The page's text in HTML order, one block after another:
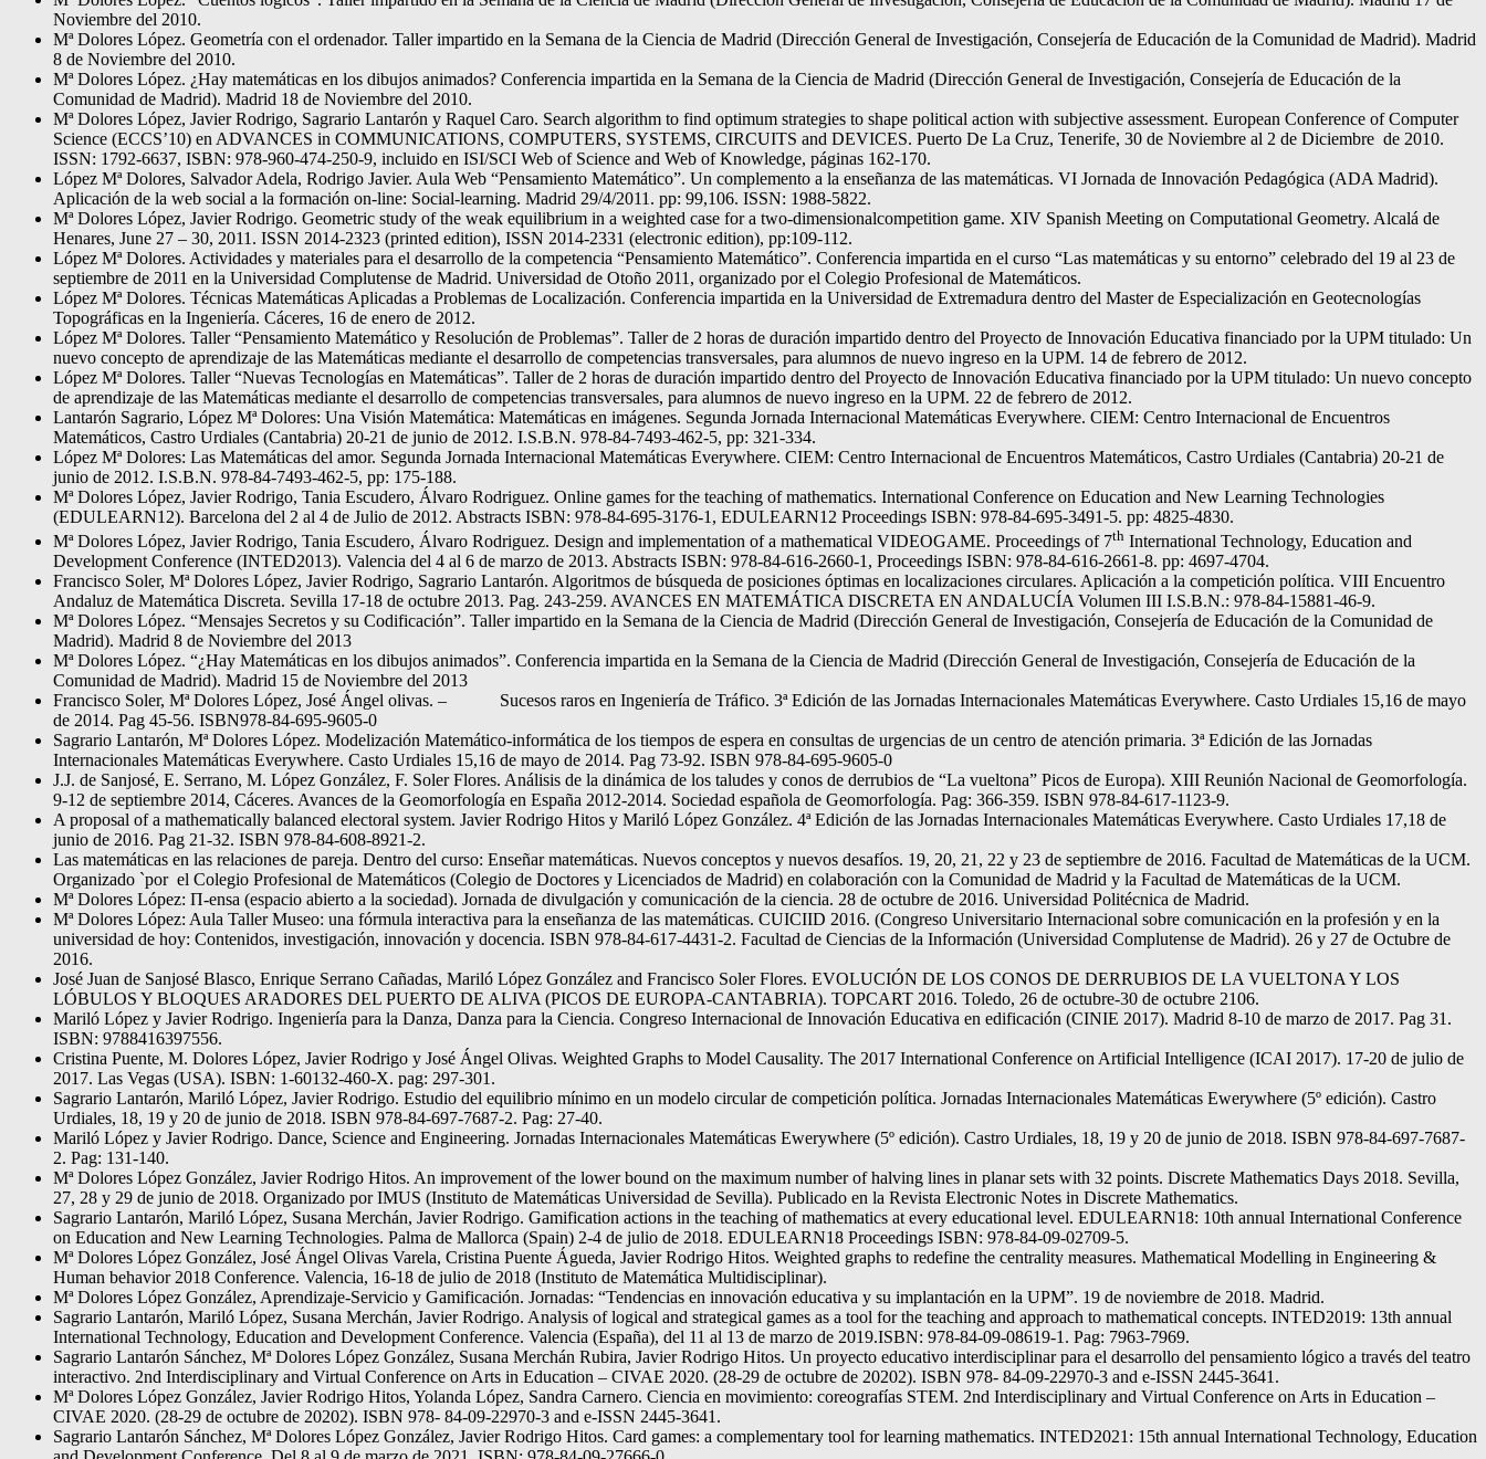
Noviembre del 2010.
Mª Dolores López. Geometría con el ordenador. Taller impartido en la Semana de la Ciencia de Madrid (Dirección General de Investigación, Consejería de Educación de la Comunidad de Madrid). Madrid
8 de Noviembre del 2010.
Mª Dolores López. ¿Hay matemáticas en los dibujos animados? Conferencia impartida en la Semana de la Ciencia de Madrid (Dirección General de Investigación, Consejería de Educación de la
Comunidad de Madrid). Madrid 18 de Noviembre del 2010.
Mª Dolores López, Javier Rodrigo, Sagrario Lantarón y Raquel Caro. Search algorithm to find optimum strategies to shape political action with subjective assessment. European Conference of Computer
Science (ECCS’10) en ADVANCES in COMMUNICATIONS, COMPUTERS, SYSTEMS, CIRCUITS and DEVICES. Puerto De La Cruz, Tenerife, 30 de Noviembre al 2 de Diciembre de 2010.
ISSN: 1792-6637, ISBN: 978-960-474-250-9, incluido en ISI/SCI Web of Science and Web of Knowledge, páginas 162-170.
López Mª Dolores, Salvador Adela, Rodrigo Javier. Aula Web “Pensamiento Matemático”. Un complemento a la enseñanza de las matemáticas. VI Jornada de Innovación Pedagógica (ADA Madrid).
Aplicación de la web social a la formación on-line: Social-learning. Madrid 29/4/2011. pp: 99,106. ISSN: 1988-5822.
Mª Dolores López, Javier Rodrigo. Geometric study of the weak equilibrium in a weighted case for a two-dimensionalcompetition game. XIV Spanish Meeting on Computational Geometry. Alcalá de
Henares, June 27 – 30, 2011. ISSN 2014-2323 (printed edition), ISSN 2014-2331 (electronic edition), pp:109-112.
López Mª Dolores. Actividades y materiales para el desarrollo de la competencia “Pensamiento Matemático”. Conferencia impartida en el curso “Las matemáticas y su entorno” celebrado del 19 al 23 de
septiembre de 2011 en la Universidad Complutense de Madrid. Universidad de Otoño 2011, organizado por el Colegio Profesional de Matemáticos.
López Mª Dolores. Técnicas Matemáticas Aplicadas a Problemas de Localización. Conferencia impartida en la Universidad de Extremadura dentro del Master de Especialización en Geotecnologías
Topográficas en la Ingeniería. Cáceres, 16 de enero de 2012.
López Mª Dolores. Taller “Pensamiento Matemático y Resolución de Problemas”. Taller de 2 horas de duración impartido dentro del Proyecto de Innovación Educativa financiado por la UPM titulado: Un
nuevo concepto de aprendizaje de las Matemáticas mediante el desarrollo de competencias transversales, para alumnos de nuevo ingreso en la UPM. 14 de febrero de 2012.
López Mª Dolores. Taller “Nuevas Tecnologías en Matemáticas”. Taller de 2 horas de duración impartido dentro del Proyecto de Innovación Educativa financiado por la UPM titulado: Un nuevo concepto
de aprendizaje de las Matemáticas mediante el desarrollo de competencias transversales, para alumnos de nuevo ingreso en la UPM. 22 de febrero de 2012.
Lantarón Sagrario, López Mª Dolores: Una Visión Matemática: Matemáticas en imágenes. Segunda Jornada Internacional Matemáticas Everywhere. CIEM: Centro Internacional de Encuentros
Matemáticos, Castro Urdiales (Cantabria) 20-21 de junio de 2012. I.S.B.N. 978-84-7493-462-5, pp: 321-334.
López Mª Dolores: Las Matemáticas del amor. Segunda Jornada Internacional Matemáticas Everywhere. CIEM: Centro Internacional de Encuentros Matemáticos, Castro Urdiales (Cantabria) 20-21 de
junio de 2012. I.S.B.N. 978-84-7493-462-5, pp: 175-188.
Mª Dolores López, Javier Rodrigo, Tania Escudero, Álvaro Rodriguez. Online games for the teaching of mathematics. International Conference on Education and New Learning Technologies
(EDULEARN12). Barcelona del 2 al 4 de Julio de 2012. Abstracts ISBN: 978-84-695-3176-1, EDULEARN12 Proceedings ISBN: 978-84-695-3491-5. pp: 4825-4830.
Mª Dolores López, Javier Rodrigo, Tania Escudero, Álvaro Rodriguez. Design and implementation of a mathematical VIDEOGAME. Proceedings of 7th International Technology, Education and
Development Conference (INTED2013). Valencia del 4 al 6 de marzo de 2013. Abstracts ISBN: 978-84-616-2660-1, Proceedings ISBN: 978-84-616-2661-8. pp: 4697-4704.
Francisco Soler, Mª Dolores López, Javier Rodrigo, Sagrario Lantarón. Algoritmos de búsqueda de posiciones óptimas en localizaciones circulares. Aplicación a la competición política. VIII Encuentro
Andaluz de Matemática Discreta. Sevilla 17-18 de octubre 2013. Pag. 243-259. AVANCES EN MATEMÁTICA DISCRETA EN ANDALUCÍA Volumen III I.S.B.N.: 978-84-15881-46-9.
Mª Dolores López. “Mensajes Secretos y su Codificación”. Taller impartido en la Semana de la Ciencia de Madrid (Dirección General de Investigación, Consejería de Educación de la Comunidad de
Madrid). Madrid 8 de Noviembre del 2013
Mª Dolores López. “¿Hay Matemáticas en los dibujos animados”. Conferencia impartida en la Semana de la Ciencia de Madrid (Dirección General de Investigación, Consejería de Educación de la
Comunidad de Madrid). Madrid 15 de Noviembre del 2013
Francisco Soler, Mª Dolores López, José Ángel olivas. – Sucesos raros en Ingeniería de Tráfico. 3ª Edición de las Jornadas Internacionales Matemáticas Everywhere. Casto Urdiales 15,16 de mayo
de 2014. Pag 45-56. ISBN978-84-695-9605-0
Sagrario Lantarón, Mª Dolores López. Modelización Matemático-informática de los tiempos de espera en consultas de urgencias de un centro de atención primaria. 3ª Edición de las Jornadas
Internacionales Matemáticas Everywhere. Casto Urdiales 15,16 de mayo de 2014. Pag 73-92. ISBN 978-84-695-9605-0
J.J. de Sanjosé, E. Serrano, M. López González, F. Soler Flores. Análisis de la dinámica de los taludes y conos de derrubios de “La vueltona” Picos de Europa). XIII Reunión Nacional de Geomorfología.
9-12 de septiembre 2014, Cáceres. Avances de la Geomorfología en España 2012-2014. Sociedad española de Geomorfología. Pag: 366-359. ISBN 978-84-617-1123-9.
A proposal of a mathematically balanced electoral system. Javier Rodrigo Hitos y Mariló López González. 4ª Edición de las Jornadas Internacionales Matemáticas Everywhere. Casto Urdiales 17,18 de
junio de 2016. Pag 21-32. ISBN 978-84-608-8921-2.
Las matemáticas en las relaciones de pareja. Dentro del curso: Enseñar matemáticas. Nuevos conceptos y nuevos desafíos. 19, 20, 21, 22 y 23 de septiembre de 2016. Facultad de Matemáticas de la UCM.
Organizado `por el Colegio Profesional de Matemáticos (Colegio de Doctores y Licenciados de Madrid) en colaboración con la Comunidad de Madrid y la Facultad de Matemáticas de la UCM.
Mª Dolores López: Π-ensa (espacio abierto a la sociedad). Jornada de divulgación y comunicación de la ciencia. 28 de octubre de 2016. Universidad Politécnica de Madrid.
Mª Dolores López: Aula Taller Museo: una fórmula interactiva para la enseñanza de las matemáticas. CUICIID 2016. (Congreso Universitario Internacional sobre comunicación en la profesión y en la
universidad de hoy: Contenidos, investigación, innovación y docencia. ISBN 978-84-617-4431-2. Facultad de Ciencias de la Información (Universidad Complutense de Madrid). 26 y 27 de Octubre de
2016.
José Juan de Sanjosé Blasco, Enrique Serrano Cañadas, Mariló López González and Francisco Soler Flores. EVOLUCIÓN DE LOS CONOS DE DERRUBIOS DE LA VUELTONA Y LOS
LÓBULOS Y BLOQUES ARADORES DEL PUERTO DE ALIVA (PICOS DE EUROPA-CANTABRIA). TOPCART 2016. Toledo, 26 de octubre-30 de octubre 2106.
Mariló López y Javier Rodrigo. Ingeniería para la Danza, Danza para la Ciencia. Congreso Internacional de Innovación Educativa en edificación (CINIE 2017). Madrid 8-10 de marzo de 2017. Pag 31.
ISBN: 9788416397556.
Cristina Puente, M. Dolores López, Javier Rodrigo y José Ángel Olivas. Weighted Graphs to Model Causality. The 2017 International Conference on Artificial Intelligence (ICAI 2017). 17-20 de julio de
2017. Las Vegas (USA). ISBN: 1-60132-460-X. pag: 297-301.
Sagrario Lantarón, Mariló López, Javier Rodrigo. Estudio del equilibrio mínimo en un modelo circular de competición política. Jornadas Internacionales Matemáticas Ewerywhere (5º edición). Castro
Urdiales, 18, 19 y 20 de junio de 2018. ISBN 978-84-697-7687-2. Pag: 27-40.
Mariló López y Javier Rodrigo. Dance, Science and Engineering. Jornadas Internacionales Matemáticas Ewerywhere (5º edición). Castro Urdiales, 18, 19 y 20 de junio de 2018. ISBN 978-84-697-7687-
2. Pag: 131-140.
Mª Dolores López González, Javier Rodrigo Hitos. An improvement of the lower bound on the maximum number of halving lines in planar sets with 32 points. Discrete Mathematics Days 2018. Sevilla,
27, 28 y 29 de junio de 2018. Organizado por IMUS (Instituto de Matemáticas Universidad de Sevilla). Publicado en la Revista Electronic Notes in Discrete Mathematics.
Sagrario Lantarón, Mariló López, Susana Merchán, Javier Rodrigo. Gamification actions in the teaching of mathematics at every educational level. EDULEARN18: 10th annual International Conference
on Education and New Learning Technologies. Palma de Mallorca (Spain) 2-4 de julio de 2018. EDULEARN18 Proceedings ISBN: 978-84-09-02709-5.
Mª Dolores López González, José Ángel Olivas Varela, Cristina Puente Águeda, Javier Rodrigo Hitos. Weighted graphs to redefine the centrality measures. Mathematical Modelling in Engineering &
Human behavior 2018 Conference. Valencia, 16-18 de julio de 2018 (Instituto de Matemática Multidisciplinar).
Mª Dolores López González, Aprendizaje-Servicio y Gamificación. Jornadas: “Tendencias en innovación educativa y su implantación en la UPM”. 19 de noviembre de 2018. Madrid.
Sagrario Lantarón, Mariló López, Susana Merchán, Javier Rodrigo. Analysis of logical and strategical games as a tool for the teaching and approach to mathematical concepts. INTED2019: 13th annual
International Technology, Education and Development Conference. Valencia (España), del 11 al 13 de marzo de 2019.ISBN: 978-84-09-08619-1. Pag: 7963-7969.
Sagrario Lantarón Sánchez, Mª Dolores López González, Susana Merchán Rubira, Javier Rodrigo Hitos. Un proyecto educativo interdisciplinar para el desarrollo del pensamiento lógico a través del teatro
interactivo. 2nd Interdisciplinary and Virtual Conference on Arts in Education – CIVAE 2020. (28-29 de octubre de 20202). ISBN 978- 84-09-22970-3 and e-ISSN 2445-3641.
Mª Dolores López González, Javier Rodrigo Hitos, Yolanda López, Sandra Carnero. Ciencia en movimiento: coreografías STEM. 2nd Interdisciplinary and Virtual Conference on Arts in Education –
CIVAE 2020. (28-29 de octubre de 20202). ISBN 978- 84-09-22970-3 and e-ISSN 2445-3641.
Sagrario Lantarón Sánchez, Mª Dolores López González, Javier Rodrigo Hitos. Card games: a complementary tool for learning mathematics. INTED2021: 15th annual International Technology, Education